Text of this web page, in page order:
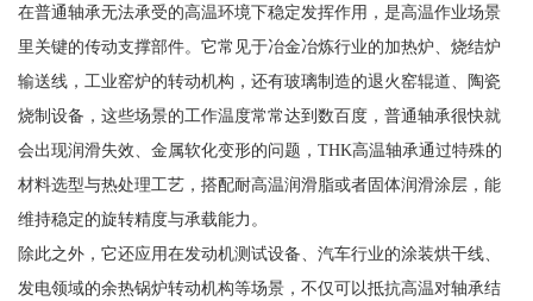
在普通轴承无法承受的高温环境下稳定发挥作用，是高温作业场景
里关键的传动支撑部件。它常见于冶金冶炼行业的加热炉、烧结炉
输送线，工业窑炉的转动机构，还有玻璃制造的退火窑辊道、陶瓷
烧制设备，这些场景的工作温度常常达到数百度，普通轴承很快就
会出现润滑失效、金属软化变形的问题，THK高温轴承通过特殊的
材料选型与热处理工艺，搭配耐高温润滑脂或者固体润滑涂层，能
维持稳定的旋转精度与承载能力。
除此之外，它还应用在发动机测试设备、汽车行业的涂装烘干线、
发电领域的余热锅炉转动机构等场景，不仅可以抵抗高温对轴承结